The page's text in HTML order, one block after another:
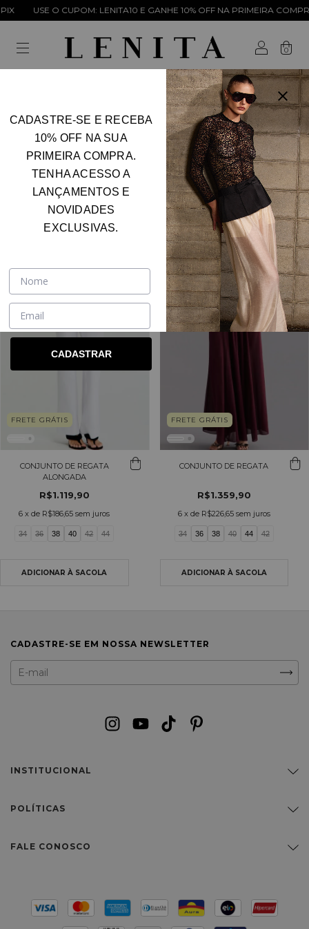
USE O CUPOM: LENITA10 E GANHE 10% OFF NA PRIMEIRA
0
Conjunto FILTRAR
FRETE GRÁTIS
CONJUNTO DE REGATA
ALONGADA
R$1.119,90
6 x de R$186,65 sem juros
34 36 38 40 42 44
FRETE GRÁTIS
CONJUNTO DE REGATA
R$1.359,90
6 x de R$226,65 sem juros
34 36 38 40 44 42
CADASTRE-SE EM NOSSA NEWSLETTER
INSTITUCIONAL
POLÍTICAS
FALE CONOSCO
CADASTRE-SE E RECEBA
10% OFF NA SUA
PRIMEIRA COMPRA.
TENHA ACESSO A
LANÇAMENTOS E
NOVIDADES
EXCLUSIVAS.
CADASTRAR